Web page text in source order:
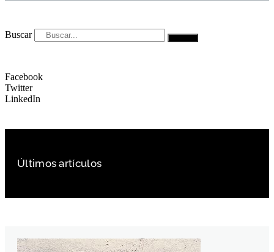
Buscar
Facebook
Twitter
LinkedIn
Últimos artículos